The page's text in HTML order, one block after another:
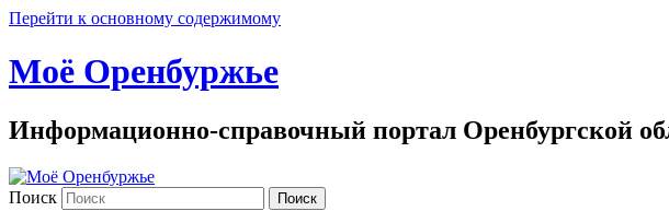
Перейти к основному содержимому
Моё Оренбуржье
Информационно-справочный портал Оренбургской
Поиск